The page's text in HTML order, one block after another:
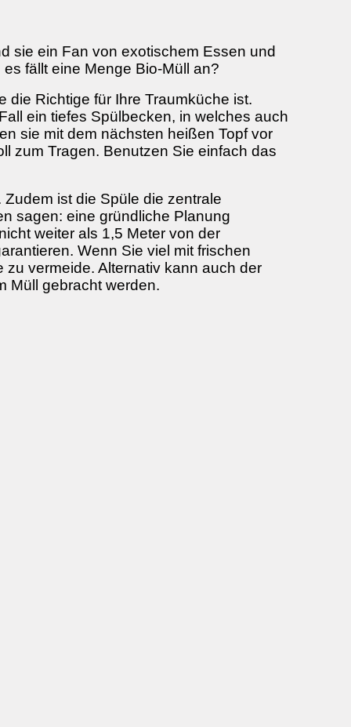
sie ein Fan von exotischem Essen und
fällt eine Menge Bio-Müll an?
Richtige für Ihre Traumküche ist.
ein tiefes Spülbecken, in welches auch
sie mit dem nächsten heißen Topf vor
zum Tragen. Benutzen Sie einfach das
ist die Spüle die zentrale
sagen: eine gründliche Planung
weiter als 1,5 Meter von der
Wenn Sie viel mit frischen
vermeide. Alternativ kann auch der
Müll gebracht werden.